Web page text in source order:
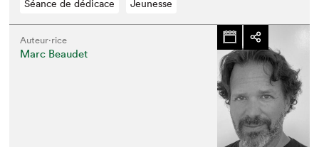
Séance de dédicace Jeunesse
Auteur·rice
Marc Beaudet